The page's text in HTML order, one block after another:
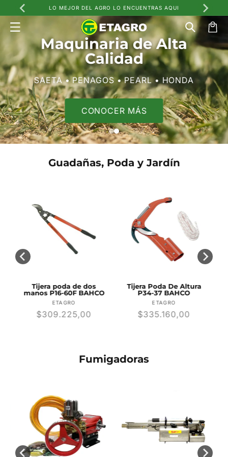
directamente
al contenido
LO MEJOR DEL AGRO LO ENCUENTRAS AQUI
Carrito
Maquinaria de Alta
Calidad
SAETA • PENAGOS • PEARL • HONDA
CONOCER MÁS
Guadañas, Poda y Jardín
Tijera poda de dos
manos P16-60F BAHCO
Proveedor:
ETAGRO
Precio
$309.225,00
Tijera Poda De Altura
P34-37 BAHCO
Proveedor:
ETAGRO
Precio
$335.160,00
Fumigadoras